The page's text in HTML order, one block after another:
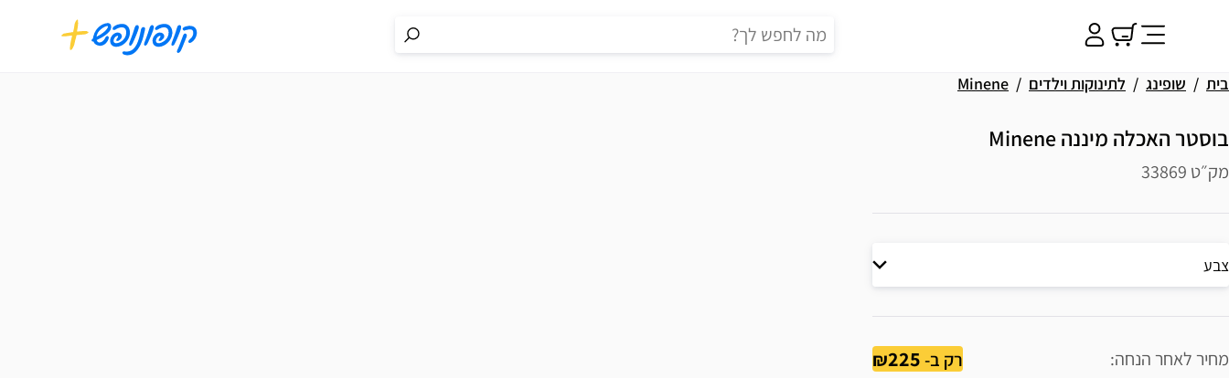
בית שופינג לתינוקות וילדים Minene
בוסטר האכלה מיננה Minene
מק״ט 33869
צבע
מחיר לאחר הנחה רק ב-225